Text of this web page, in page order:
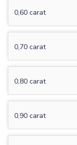
0,60 carat
0,70 carat
0,80 carat
0,90 carat